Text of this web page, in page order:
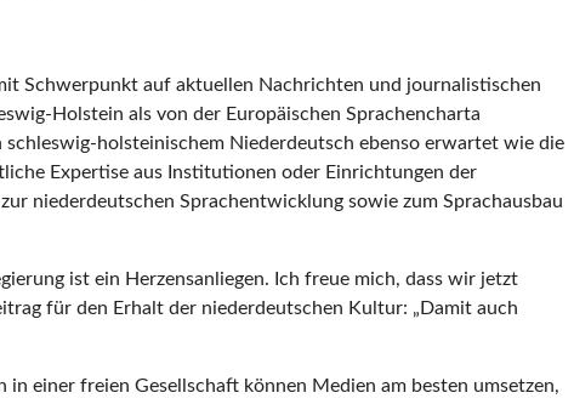
Schwerpunkt auf aktuellen Nachrichten und journalistischen
Holstein als von der Europäischen Sprachencharta
holsteinischem Niederdeutsch ebenso erwartet wie die
Expertise aus Institutionen oder Einrichtungen der
niederdeutschen Sprachentwicklung sowie zum Sprachausbau
ist ein Herzensanliegen. Ich freue mich, dass wir jetzt
für den Erhalt der niederdeutschen Kultur: „Damit auch
einer freien Gesellschaft können Medien am besten umsetzen,